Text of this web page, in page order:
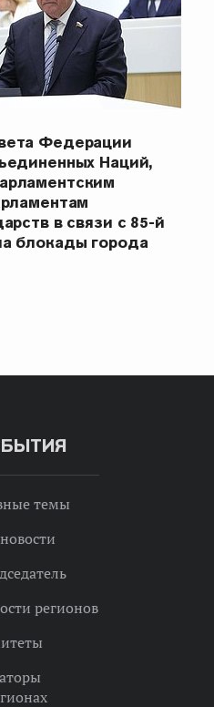
Федерации
Наций,
в связи с 85-й
блокады города
темы
регионов